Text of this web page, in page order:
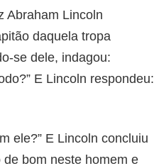
Abraham Lincoln
daquela tropa
se dele, indagou:
E Lincoln respondeu:
ele?” E Lincoln concluiu
bom neste homem e